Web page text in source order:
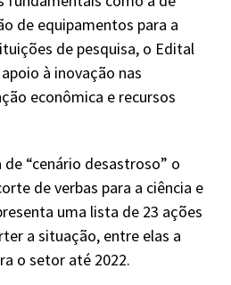
de equipamentos para a
de pesquisa, o Edital
à inovação nas
econômica e recursos
“cenário desastroso” o
de verbas para a ciência e
uma lista de 23 ações
a situação, entre elas a
o setor até 2022.